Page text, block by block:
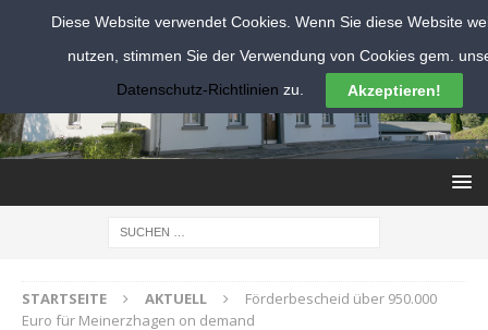
STARTSEITE AKTUELL
Förderbescheid über 950.000
Euro für Meinerzhagen on demand
Diese Website verwendet Cookies. Wenn Sie diese Website
nutzen, stimmen Sie der Verwendung von Cookies gem.
Datenschutz-Richtlinien zu. Akzeptieren!